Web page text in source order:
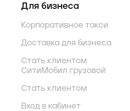
Для бизнеса
Корпоративное такси
Доставка для бизнеса
Стать клиентом
СитиМобил грузовой
Стать клиентом
Вход в кабинет